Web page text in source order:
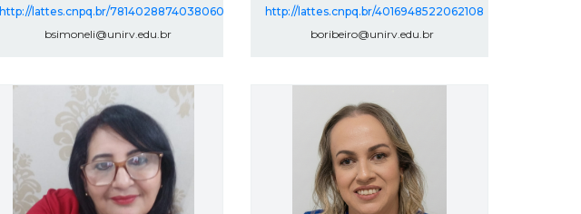
http://lattes.cnpq.br/7814028874038060
bsimoneli@unirv.edu.br
http://lattes.cnpq.br/4016948522062108
boribeiro@unirv.edu.br